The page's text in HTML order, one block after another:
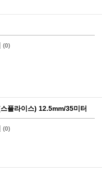
(0)
플라이스) 12.5mm/35미터
(0)